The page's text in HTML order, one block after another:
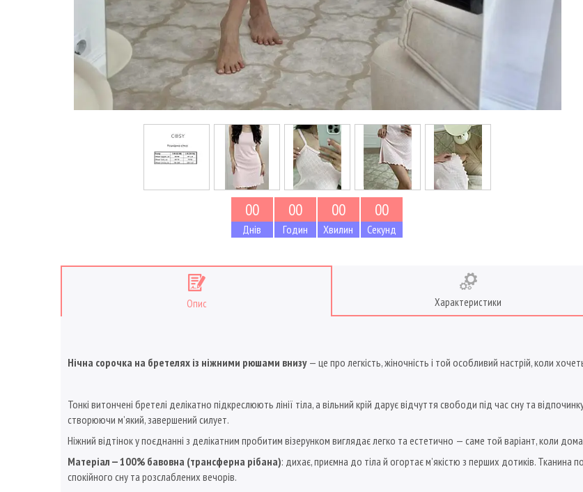
00
Днів
00
Годин
00
Хвилин
00
Секунд
Опис Характеристики
Нічна сорочка на бретелях із ніжними рюшами внизу— це про легкість, жіночність і той особливий настрій, коли
Тонкі витончені бретелі делікатно підкреслюють лінії тіла, а вільний крій дарує відчуття свободи під час сну та
створюючи м’який, завершений силует.
Ніжний відтінок у поєднанні з делікатним пробитим візерунком виглядає легко та естетично — саме той варіант, коли
Матеріал — 100% бавовна (трансферна рібана): дихає, приємна до тіла й огортає м’якістю з перших дотиків. Тканина
спокійного сну та розслаблених вечорів.